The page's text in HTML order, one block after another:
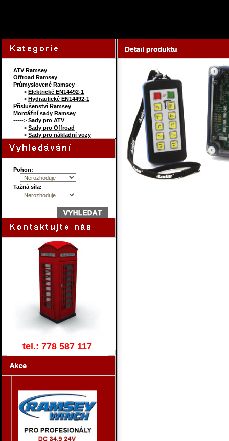
ATV Ramsey
Offroad Ramsey
Průmyslovené Ramsey
-----> Elektrické EN14492-1
-----> Hydraulické EN14492-1
Příslušenství Ramsey
Montážní sady Ramsey
-----> Sady pro ATV
-----> Sady pro Offroad
-----> Sady pro nákladní vozy
Pohon:
Tažná síla:
tel.: 778 587 117